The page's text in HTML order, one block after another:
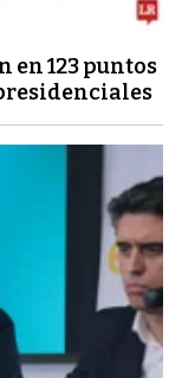
en 123 puntos